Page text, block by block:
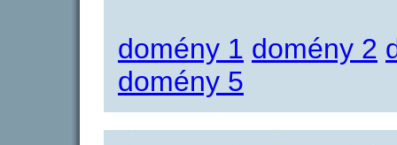
domény 1 domény 2
domény 5